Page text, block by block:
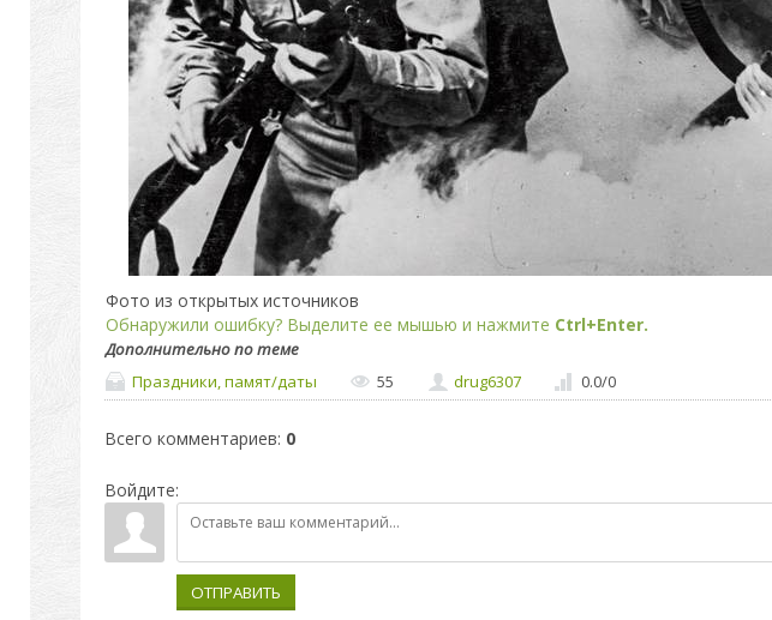
Фото из открытых источников
Обнаружили ошибку? Выделите ее мышью и нажмите Ctrl+Enter.
Дополнительно по теме
Праздники, памят/даты
55 drug6307 0.0/0
Всего комментариев: 0
Войдите:
ОТПРАВИТЬ